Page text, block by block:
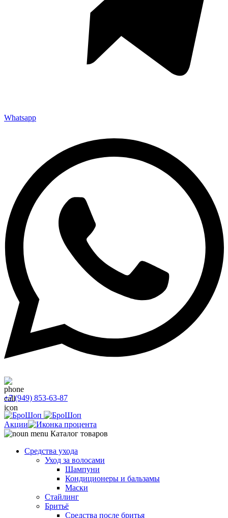
Whatsapp
+7 (949) 853-63-87
Акции
Каталог товаров
Средства ухода
Уход за волосами
Шампуни
Кондиционеры и бальзамы
Маски
Стайлинг
Бритьё
Средства после бритья